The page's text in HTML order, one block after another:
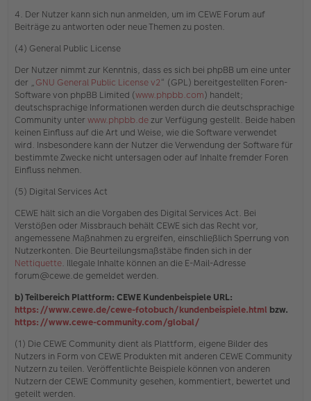
4. Der Nutzer kann sich nun anmelden, um im CEWE Forum auf
Beiträge zu antworten oder neue Themen zu posten.
(4) General Public License
Der Nutzer nimmt zur Kenntnis, dass es sich bei phpBB um eine unter
der „GNU General Public License v2“ (GPL) bereitgestellten Foren-
Software von phpBB Limited (www.phpbb.com) handelt;
deutschsprachige Informationen werden durch die deutschsprachige
Community unter www.phpbb.dezur Verfügung gestellt. Beide haben
keinen Einfluss auf die Art und Weise, wie die Software verwendet
wird. Insbesondere kann der Nutzer die Verwendung der Software für
bestimmte Zwecke nicht untersagen oder auf Inhalte fremder Foren
Einfluss nehmen.
(5) Digital Services Act
CEWE hält sich an die Vorgaben des Digital Services Act. Bei
Verstößen oder Missbrauch behält CEWE sich das Recht vor,
angemessene Maßnahmen zu ergreifen, einschließlich Sperrung von
Nutzerkonten. Die Beurteilungsmaßstäbe finden sich in der
Nettiquette. Illegale Inhalte können an die E-Mail-Adresse
forum@cewe.de gemeldet werden.
b) Teilbereich Plattform: CEWE Kundenbeispiele URL:
https://www.cewe.de/cewe-fotobuch/kundenbeispiele.html bzw.
https://www.cewe-community.com/global/
(1) Die CEWE Community dient als Plattform, eigene Bilder des
Nutzers in Form von CEWE Produkten mit anderen CEWE Community
Nutzern zu teilen. Veröffentlichte Beispiele können von anderen
Nutzern der CEWE Community gesehen, kommentiert, bewertet und
geteilt werden.